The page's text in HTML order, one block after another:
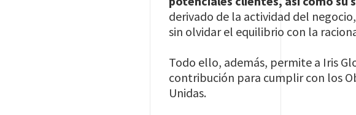
derivado de la actividad del
sin olvidar el equilibrio con la
Todo ello, además, permite a Iris
contribución para cumplir con los
Unidas.